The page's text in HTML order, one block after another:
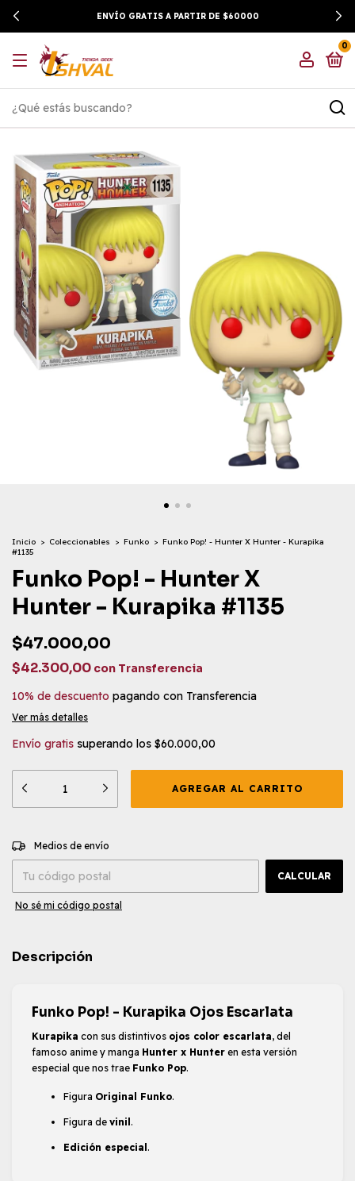
ENVÍO GRATIS A PARTIR DE $60000
0
Inicio > Coleccionables > Funko > Funko Pop! - Hunter X Hunter - Kurapika
#1135
Funko Pop! - Hunter X
Hunter - Kurapika #1135
$47.000,00
$42.300,00 con Transferencia
10% de descuento pagando con Transferencia
Ver más detalles
Envío gratis superando los $60.000,00
Entregas para el CP:
Medios de envío
CALCULAR
No sé mi código postal
Descripción
Funko Pop! - Kurapika Ojos Escarlata
Kurapika con sus distintivos ojos color escarlata, del
famoso anime y manga Hunter x Hunter en esta versión
especial que nos trae Funko Pop.
Figura Original Funko.
Figura de vinil .
Edición especial .